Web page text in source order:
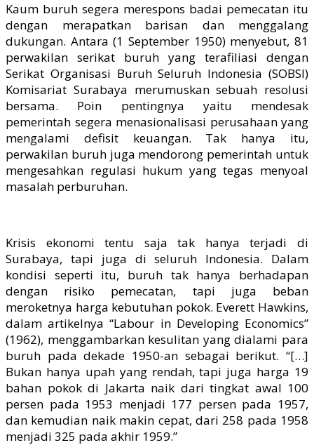
Kaum buruh segera merespons badai pemecatan itu
dengan merapatkan barisan dan menggalang
dukungan. Antara (1 September 1950) menyebut, 81
perwakilan serikat buruh yang terafiliasi dengan
Serikat Organisasi Buruh Seluruh Indonesia (SOBSI)
Komisariat Surabaya merumuskan sebuah resolusi
bersama. Poin pentingnya yaitu mendesak
pemerintah segera menasionalisasi perusahaan yang
mengalami defisit keuangan. Tak hanya itu,
perwakilan buruh juga mendorong pemerintah untuk
mengesahkan regulasi hukum yang tegas menyoal
masalah perburuhan.
Krisis ekonomi tentu saja tak hanya terjadi di
Surabaya, tapi juga di seluruh Indonesia. Dalam
kondisi seperti itu, buruh tak hanya berhadapan
dengan risiko pemecatan, tapi juga beban
meroketnya harga kebutuhan pokok. Everett Hawkins,
dalam artikelnya “Labour in Developing Economics”
(1962), menggambarkan kesulitan yang dialami para
buruh pada dekade 1950-an sebagai berikut. “[…]
Bukan hanya upah yang rendah, tapi juga harga 19
bahan pokok di Jakarta naik dari tingkat awal 100
persen pada 1953 menjadi 177 persen pada 1957,
dan kemudian naik makin cepat, dari 258 pada 1958
menjadi 325 pada akhir 1959.”